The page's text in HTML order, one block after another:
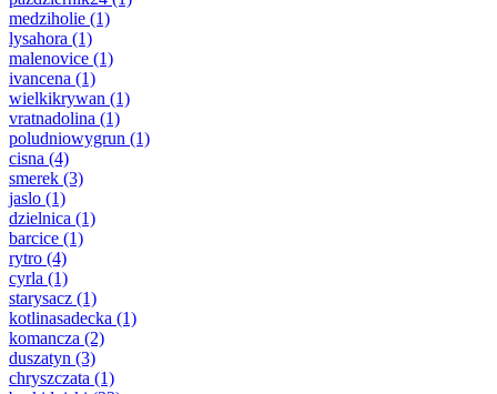
medziholie (1)
lysahora (1)
malenovice (1)
ivancena (1)
wielkikrywan (1)
vratnadolina (1)
poludniowygrun (1)
cisna (4)
smerek (3)
jaslo (1)
dzielnica (1)
barcice (1)
rytro (4)
cyrla (1)
starysacz (1)
kotlinasadecka (1)
komancza (2)
duszatyn (3)
chryszczata (1)